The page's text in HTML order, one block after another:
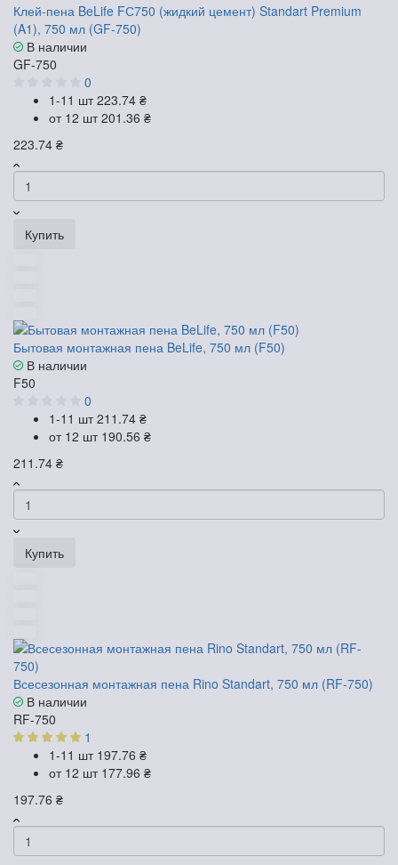
Клей-пена BeLife FС750 (жидкий цемент) Standart Premium
(A1), 750 мл (GF-750)
В наличии
GF-750
0
1-11 шт223.74 ₴
от 12 шт201.36 ₴
223.74 ₴
Купить
Бытовая монтажная пена BeLife, 750 мл (F50)
В наличии
F50
0
1-11 шт211.74 ₴
от 12 шт 190.56 ₴
211.74 ₴
Купить
Всесезонная монтажная пена Rino Standart, 750 мл (RF-750)
В наличии
RF-750
1
1-11 шт 197.76 ₴
от 12 шт 177.96 ₴
197.76 ₴